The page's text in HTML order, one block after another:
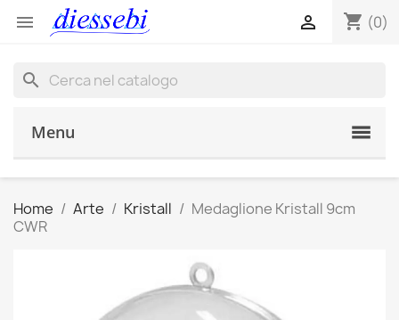
 shopping_cart (0)

search
Menu
Home Arte Kristall
Medaglione Kristall 9cm
CWR